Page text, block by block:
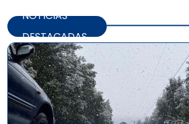
NOTICIAS
DESTACADAS